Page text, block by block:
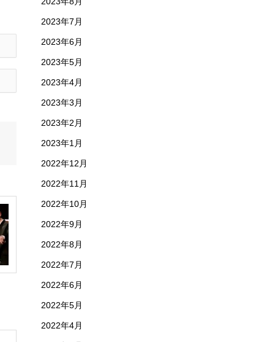
2023年7月
2023年6月
2023年5月
2023年4月
2023年3月
2023年2月
2023年1月
2022年12月
2022年11月
2022年10月
2022年9月
2022年8月
2022年7月
2022年6月
2022年5月
2022年4月